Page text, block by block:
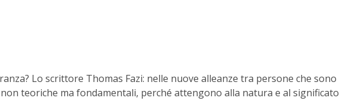
Lo scrittore Thomas Fazi: nelle nuove alleanze tra persone che
teoriche ma fondamentali, perché attengono alla natura e al